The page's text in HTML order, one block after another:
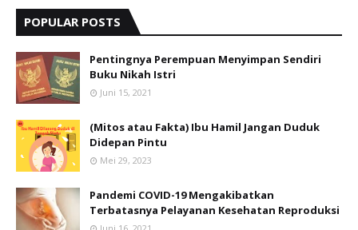
POPULAR POSTS
Pentingnya Perempuan Menyimpan Sendiri
Buku Nikah Istri
Juni 15, 2021
(Mitos atau Fakta) Ibu Hamil Jangan Duduk
Didepan Pintu
Mei 29, 2023
Pandemi COVID-19 Mengakibatkan
Terbatasnya Pelayanan Kesehatan Reproduksi